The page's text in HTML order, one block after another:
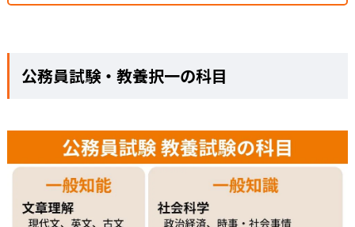
公務員試験・教養択一の科目